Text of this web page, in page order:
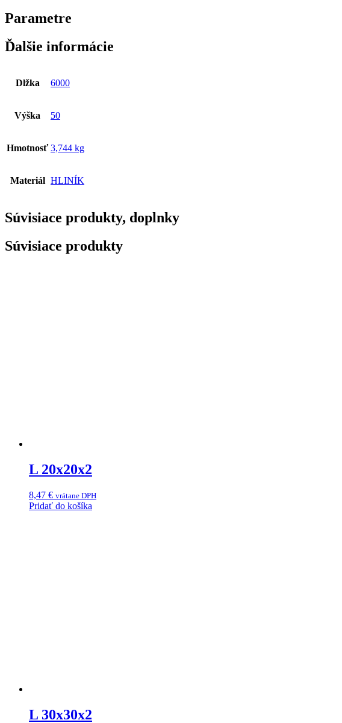
Parametre
Ďalšie informácie
Dlžka 6000
Výška 50
Hmotnosť 3,744 kg
Materiál HLINÍK
Súvisiace produkty, doplnky
Súvisiace produkty
L 20x20x2
8,47 € vrátane DPH
Pridať do košíka
L 30x30x2